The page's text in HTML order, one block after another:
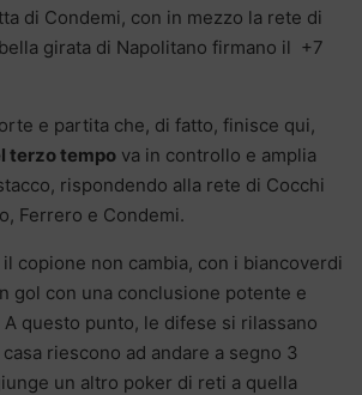
di Condemi, con in mezzo la rete di
girata di Napolitano firmano il +7
e partita che, di fatto, finisce qui,
terzo tempo va in controllo e amplia
rispondendo alla rete di Cocchi
Ferrero e Condemi.
il copione non cambia, con i biancoverdi
gol con una conclusione potente e
questo punto, le difese si rilassano
casa riescono ad andare a segno 3
un altro poker di reti a quella